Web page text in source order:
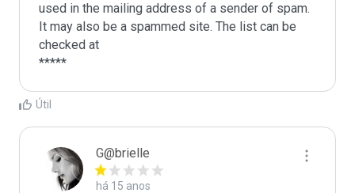
used in the mailing address of a sender of spam.
It may also be a spammed site. The list can be
checked at
Útil
G@brielle
há 15 anos